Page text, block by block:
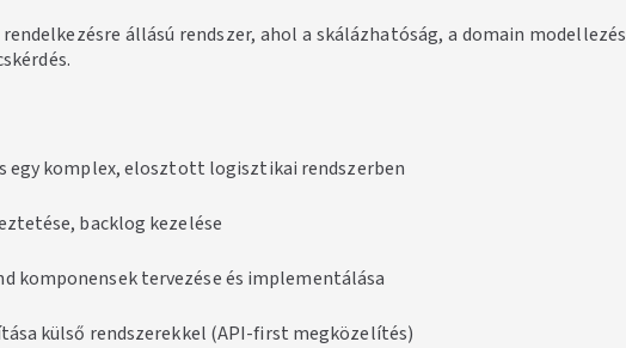
állású rendszer, ahol a skálázhatóság, a domain modellezés
egy komplex, elosztott logisztikai rendszerben
backlog kezelése
komponensek tervezése és implementálása
külső rendszerekkel (API-first megközelítés)